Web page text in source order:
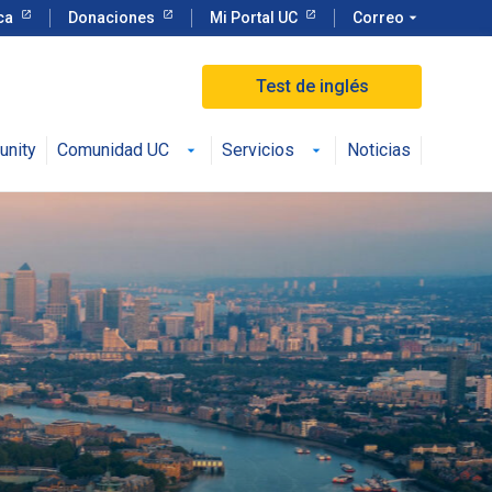
Donaciones Mi Portal UC Correo arrow_drop_down
Test de inglés
Comunidad UC Servicios Noticias